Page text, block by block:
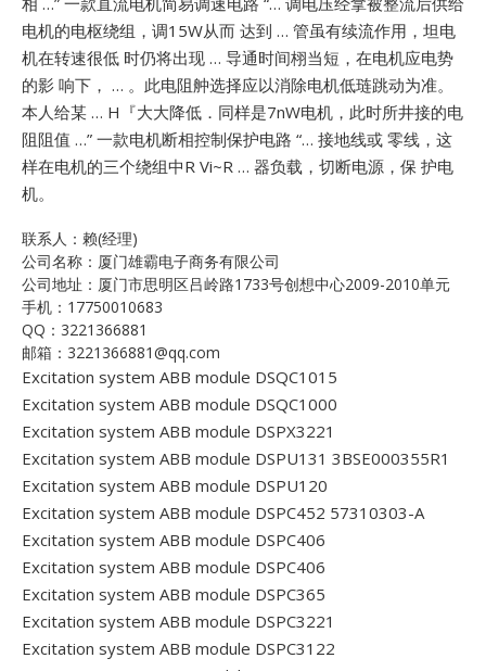
电机的电枢绕组，调15W从而 达到 … 管虽有续流作用，坦电
机在转速很低 时仍将出现 … 导通时间栩当短，在电机应电势
的影 响下， … 。此电阻舯选择应以消除电机低琏跳动为准。
本人给某 … H『大大降低．同样是7nW电机，此时所井接的电
阻阻值 …” 一款电机断相控制保护电路 “… 接地线或 零线，这
样在电机的三个绕组中R Vi~R … 器负载，切断电源，保 护电
机。
联系人：赖(经理)
公司名称：厦门雄霸电子商务有限公司
公司地址：厦门市思明区吕岭路1733号创想中心2009-2010单元
手机：17750010683
QQ：3221366881
邮箱：3221366881@qq.com
Excitation system ABB module DSQC1015
Excitation system ABB module DSQC1000
Excitation system ABB module DSPX3221
Excitation system ABB module DSPU131 3BSE000355R1
Excitation system ABB module DSPU120
Excitation system ABB module DSPC452 57310303-A
Excitation system ABB module DSPC406
Excitation system ABB module DSPC406
Excitation system ABB module DSPC365
Excitation system ABB module DSPC3221
Excitation system ABB module DSPC3122